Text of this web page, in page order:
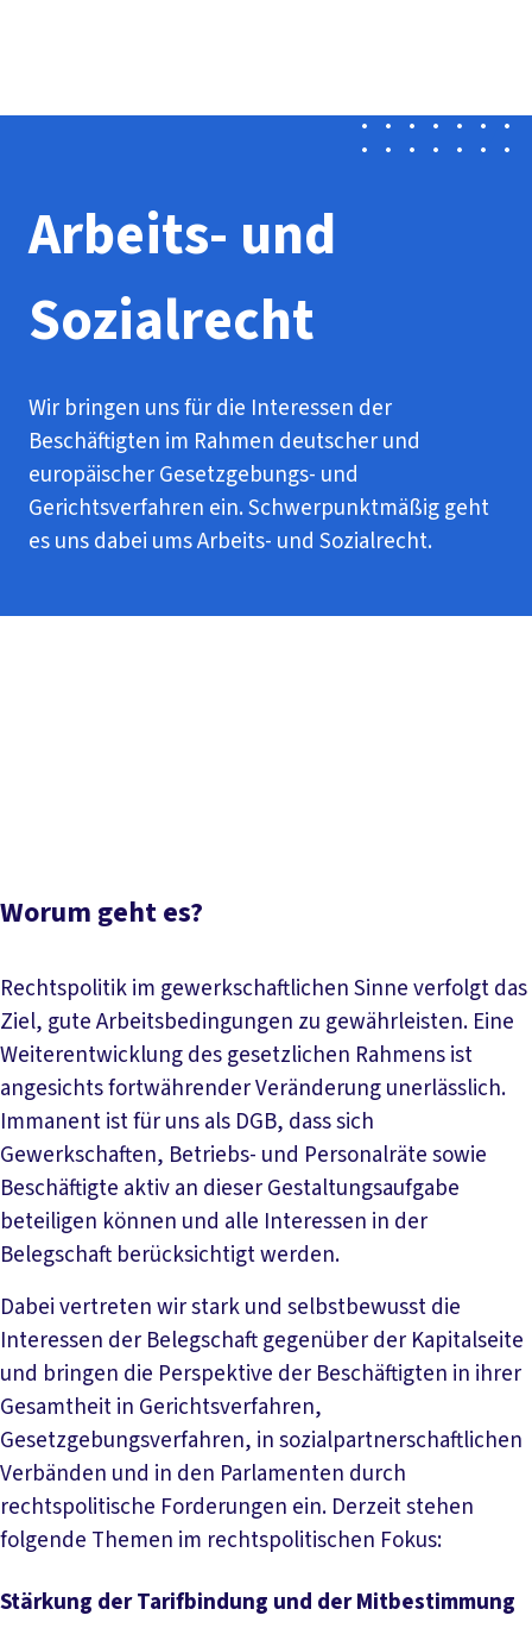
Mitmachen Politik
Arbeits- und
Sozialrecht
Wir bringen uns für die Interessen der
Beschäftigten im Rahmen deutscher und
europäischer Gesetzgebungs- und
Gerichtsverfahren ein. Schwerpunktmäßig geht
es uns dabei ums Arbeits- und Sozialrecht.
Worum geht es?
Rechtspolitik im gewerkschaftlichen Sinne verfolgt das
Ziel, gute Arbeitsbedingungen zu gewährleisten. Eine
Weiterentwicklung des gesetzlichen Rahmens ist
angesichts fortwährender Veränderung unerlässlich.
Immanent ist für uns als DGB, dass sich
Gewerkschaften, Betriebs- und Personalräte sowie
Beschäftigte aktiv an dieser Gestaltungsaufgabe
beteiligen können und alle Interessen in der
Belegschaft berücksichtigt werden.
Dabei vertreten wir stark und selbstbewusst die
Interessen der Belegschaft gegenüber der Kapitalseite
und bringen die Perspektive der Beschäftigten in ihrer
Gesamtheit in Gerichtsverfahren,
Gesetzgebungsverfahren, in sozialpartnerschaftlichen
Verbänden und in den Parlamenten durch
rechtspolitische Forderungen ein. Derzeit stehen
folgende Themen im rechtspolitischen Fokus:
Stärkung der Tarifbindung und der Mitbestimmung